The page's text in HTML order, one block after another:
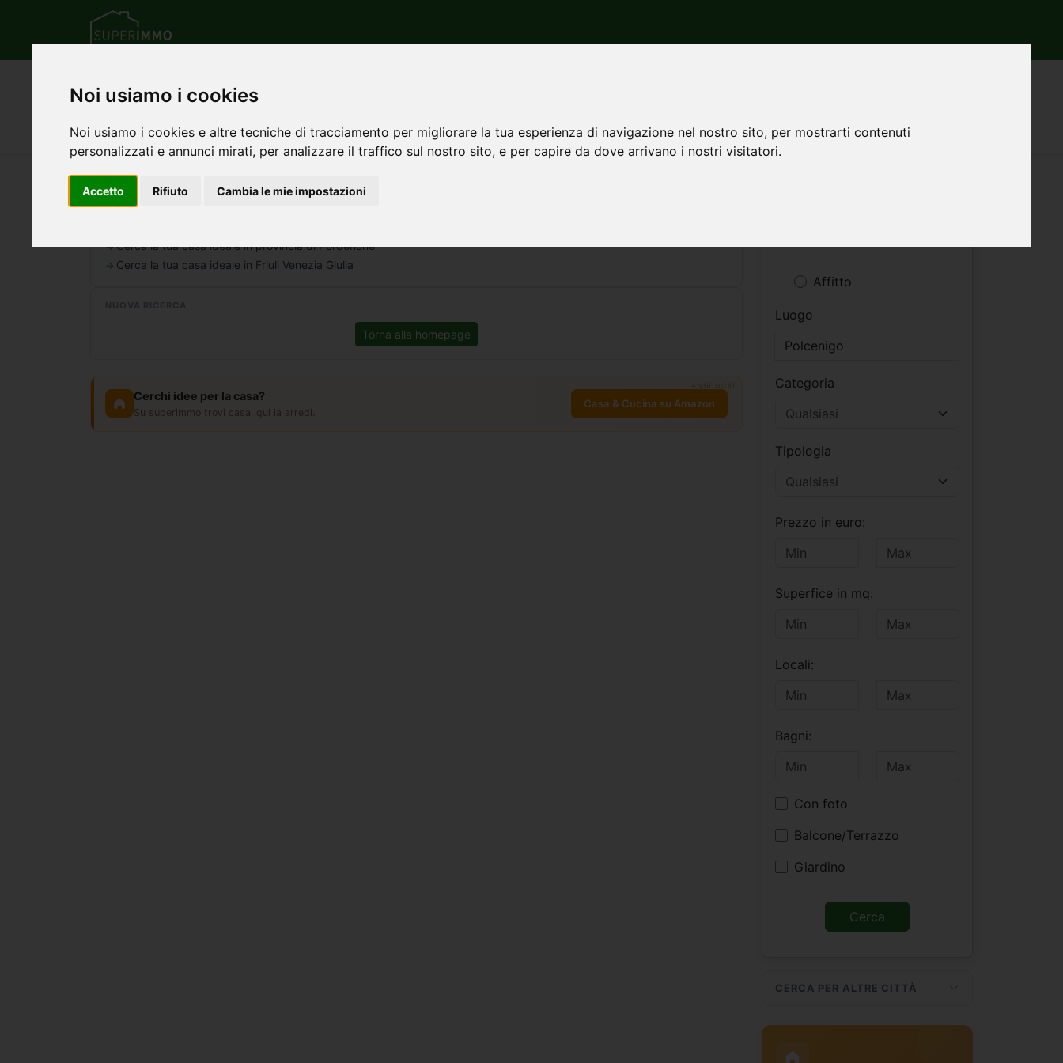
Noi usiamo i cookies
Noi usiamo i cookies e altre tecniche di tracciamento per migliorare la tua esperienza di navigazione nel nostro sito, per mostrarti contenuti
personalizzati e annunci mirati, per analizzare il traffico sul nostro sito, e per capire da dove arrivano i nostri visitatori.
Accetto Rifiuto Cambia le mie impostazioni
Case e immobili in vendita a Polcenigo
Nessun annuncio trovato per questa ricerca.
Cerca la tua casa ideale in provincia di Pordenone
Cerca la tua casa ideale in Friuli Venezia Giulia
Torna alla homepage
Cerchi idee per la casa?
Su superimmo trovi casa, qui la arredi.
Casa & Cucina su Amazon
Affitto
Luogo
Categoria
Tipologia
Prezzo in euro:
Superfice in mq:
Locali:
Bagni:
Con foto
Balcone/Terrazzo
Giardino
CERCA PER ALTRE CITTÀ